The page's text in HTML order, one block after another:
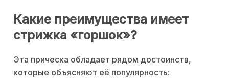
Какие преимущества имеет
стрижка «горшок»?
Эта прическа обладает рядом достоинств,
которые объясняют её популярность: